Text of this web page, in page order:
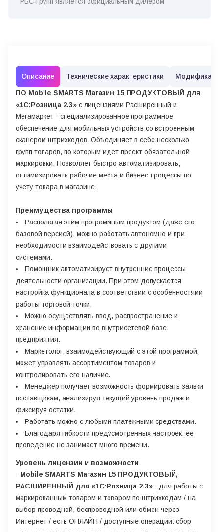
Описание Технические характеристики
ПО Mobile SMARTS Магазин 15 ПРОДУКТОВЫЙ для
«1С:Розница 2.3» с лицензиями Расширенный и
Мегамаркет - специализированное программное
обеспечение для мобильных устройств со встроенным
сканером штрихкодов. Объединяет в себе несколько
групп товаров, по которым идет проект обязательной
маркировки. Позволяет быстро автоматизировать,
оптимизировать рабочие места и бизнес-процессы по
учету товара в магазине.
Преимущества программы
Располагая этим программным продуктом (даже его
базовой версией), можно работать автономно и при
необходимости взаимодействовать с другими
системами.
Помощник автоматизирует внутренние процессы
деятельности организации. При этом допускается
настройка функционала в соответствии с особенностями
работы торговой точки.
Можно осуществлять ввод, распространение и
хранение информации во внутрисетевой базе
предприятия.
Маркетолог, взаимодействующий с этой программой,
может управлять ассортиментом товаров и
контролировать его наличие.
Менеджер получает возможность формировать заявки
поставщикам, анализируя текущий уровень продаж и
фиксируя остатки.
Работать можно с любыми платежными средствами.
Благодаря гибкости предусмотренных настроек, ее
проведение не занимает много времени.
Уровень лицензии и возможности
- Mobile SMARTS Магазин 15 ПРОДУКТОВЫЙ,
РАСШИРЕННЫЙ для «1С:Розница 2.3» - для работы с
маркированным товаром и товаром по штрихкодам / на
выбор проводной, беспроводной или обмен через
Интернет / есть ОНЛАЙН / доступные операции: сбор